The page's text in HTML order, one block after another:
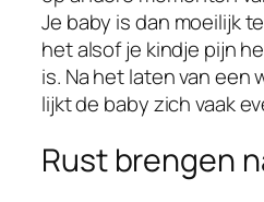
Je baby is dan moeilijk
het alsof je kindje pijn
is. Na het laten van een
lijkt de baby zich vaak
Rust brengen